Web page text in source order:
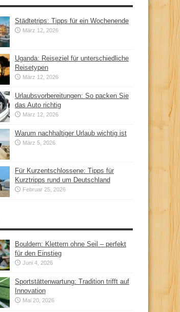
Städtetrips: Tipps für ein Wochenende
März 12, 2026
Uganda: Reiseziel für unterschiedliche
Reisetypen
März 12, 2026
Urlaubsvorbereitungen: So packen Sie
das Auto richtig
März 12, 2026
Warum nachhaltiger Urlaub wichtig ist
März 5, 2026
Für Kurzentschlossene: Tipps für
Kurztripps rund um Deutschland
Februar 25, 2026
Bouldern: Klettern ohne Seil – perfekt
für den Einstieg
Juni 4, 2026
Sportstättenwartung: Tradition trifft auf
Innovation
Mai 20, 2026